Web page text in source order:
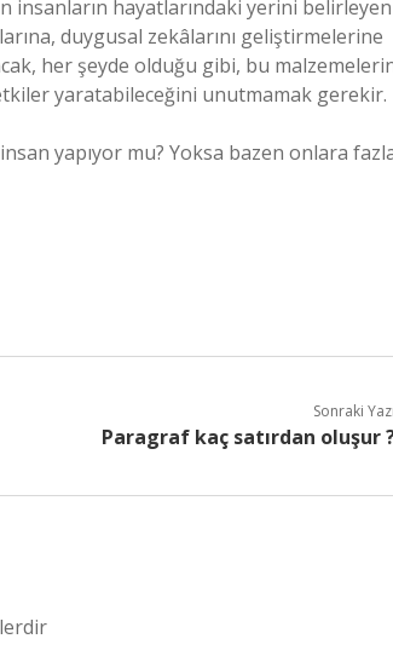
insanların hayatlarındaki yerini belirleyen
duygusal zekâlarını geliştirmelerine
her şeyde olduğu gibi, bu
etkiler yaratabileceğini unutmamak gerekir.
yapıyor mu? Yoksa bazen onlara
Sonraki Yazı
Paragraf kaç satırdan oluşur